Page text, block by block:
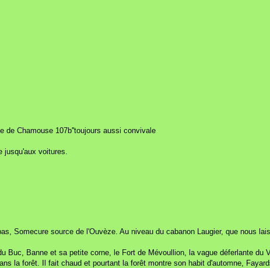
de Chamouse 107b''toujours aussi convivale
jusqu'aux voitures.
Somecure source de l'Ouvèze. Au niveau du cabanon Laugier, que nous
Banne et sa petite corne, le Fort de Mévoullion, la vague déferlante du
la forêt. Il fait chaud et pourtant la forêt montre son habit d'automne,